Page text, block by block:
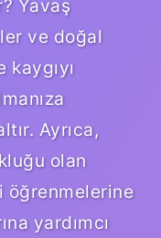
Yavaş
ve doğal
Ayrıca,
olan
öğrenmelerine
yardımcı